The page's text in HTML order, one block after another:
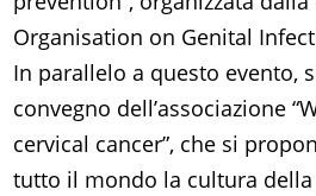
Organisation on Genital
In parallelo a questo evento,
convegno dell’associazione
cervical cancer”, che si
tutto il mondo la cultura della